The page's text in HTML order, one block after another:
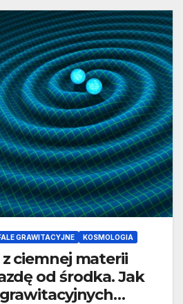
GRAWITACYJNE KOSMOLOGIA
ciemnej materii
od środka. Jak